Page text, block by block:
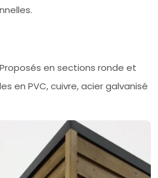
en sections ronde et
en PVC, cuivre, acier galvanisé